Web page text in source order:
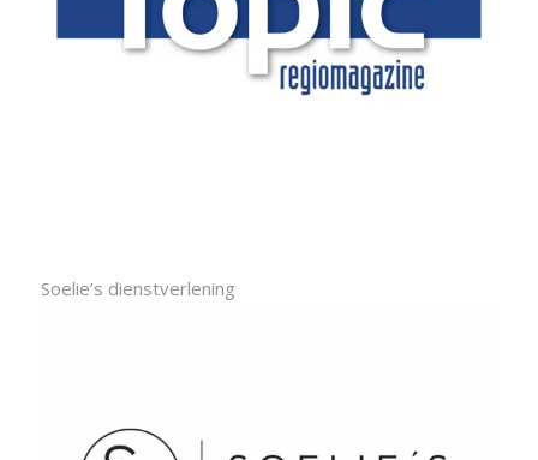
Soelie’s dienstverlening